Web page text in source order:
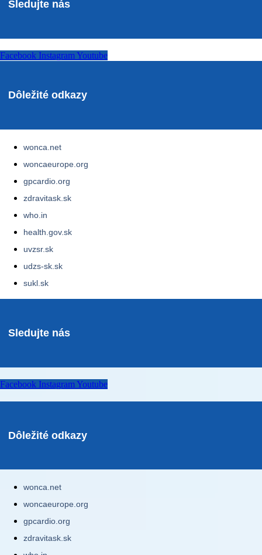
Sledujte nás
Facebook Instagram Youtube
Dôležité odkazy
wonca.net
woncaeurope.org
gpcardio.org
zdravitask.sk
who.in
health.gov.sk
uvzsr.sk
udzs-sk.sk
sukl.sk
Sledujte nás
Facebook Instagram Youtube
Dôležité odkazy
wonca.net
woncaeurope.org
gpcardio.org
zdravitask.sk